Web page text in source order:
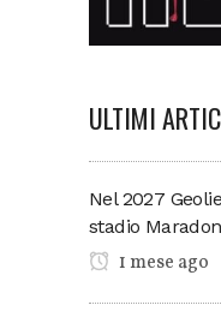
ULTIMI
Nel 2027
stadio
1 mese ago